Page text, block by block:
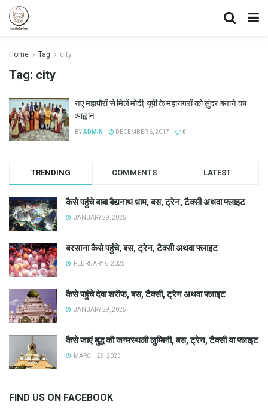
Home Tag city
Tag: city
नए महापौरों से मिलें मोदी, यूपी के महानगरों को सुंदर बनाने का
आह्वान
BYADMIN DECEMBER 6, 2017 0
TRENDING COMMENTS LATEST
कैसे पहुंचे बाबा बैद्यनाथ धाम, बस, ट्रेन, टैक्सी अथवा फ्लाइट
JANUARY 29, 2025
बरसाना कैसे पहुंचे, बस, ट्रेन, टैक्सी अथवा फ्लाइट
FEBRUARY 6, 2025
कैसे पहुंचे देवा शरीफ, बस, टैक्सी, ट्रेन अथवा फ्लाइट
JANUARY 29, 2025
कैसे जाएं बुद्ध की जन्मस्थली लुम्बिनी, बस, ट्रेन, टैक्सी या फ्लाइट
MARCH 29, 2025
FIND US ON FACEBOOK